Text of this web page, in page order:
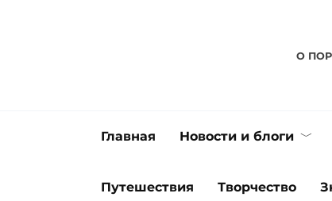
О
Главная Новости и блоги
Путешествия Творчество